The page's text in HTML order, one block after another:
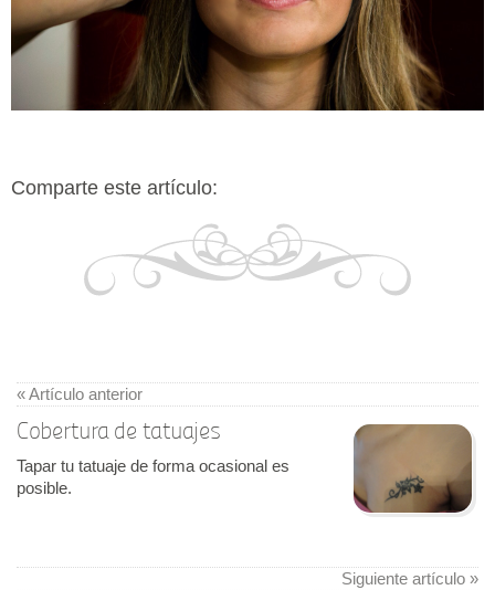
Comparte este artículo:
« Artículo anterior
Cobertura de tatuajes
Tapar tu tatuaje de forma ocasional es
posible.
Siguiente artículo »